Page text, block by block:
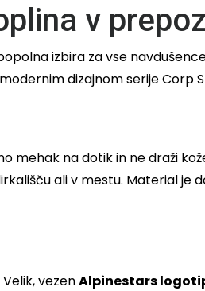
v
izbira za vse
dizajnom serije Corp
mehak na dotik in ne draži
ali v mestu. Material je
vezenAlpinestars